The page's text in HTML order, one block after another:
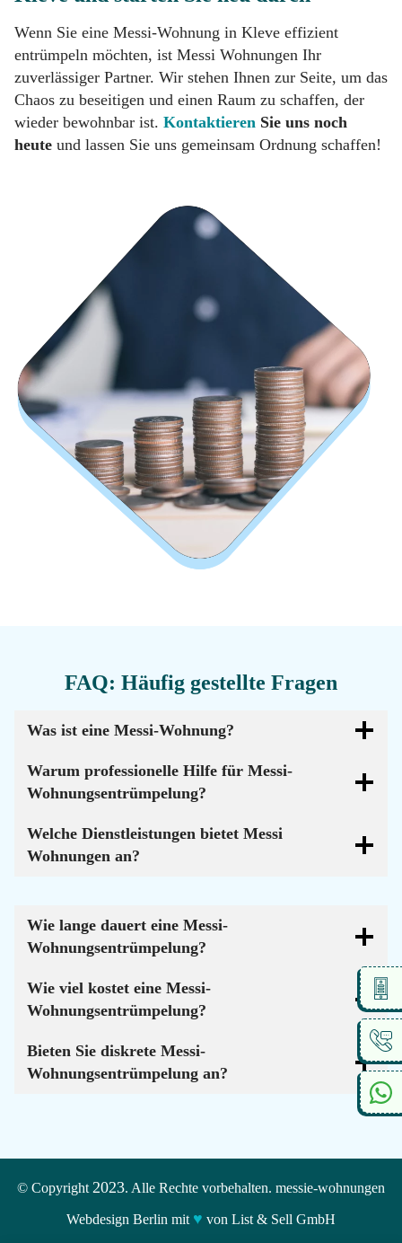
Wenn Sie eine Messi-Wohnung in Kleve effizient
entrümpeln möchten, ist Messi Wohnungen Ihr
zuverlässiger Partner. Wir stehen Ihnen zur Seite, um das
Chaos zu beseitigen und einen Raum zu schaffen, der
wieder bewohnbar ist. Kontaktieren Sie uns noch
heute und lassen Sie uns gemeinsam Ordnung schaffen!
FAQ: Häufig gestellte Fragen
Was ist eine Messi-Wohnung?
Warum professionelle Hilfe für Messi-
Wohnungsentrümpelung?
Welche Dienstleistungen bietet Messi
Wohnungen an?
Wie lange dauert eine Messi-
Wohnungsentrümpelung?
Wie viel kostet eine Messi-
Wohnungsentrümpelung?
Bieten Sie diskrete Messi-
Wohnungsentrümpelung an?
© Copyright 2023. Alle Rechte vorbehalten. messie-wohnungen
Webdesign Berlin mit ♥ von List & Sell GmbH